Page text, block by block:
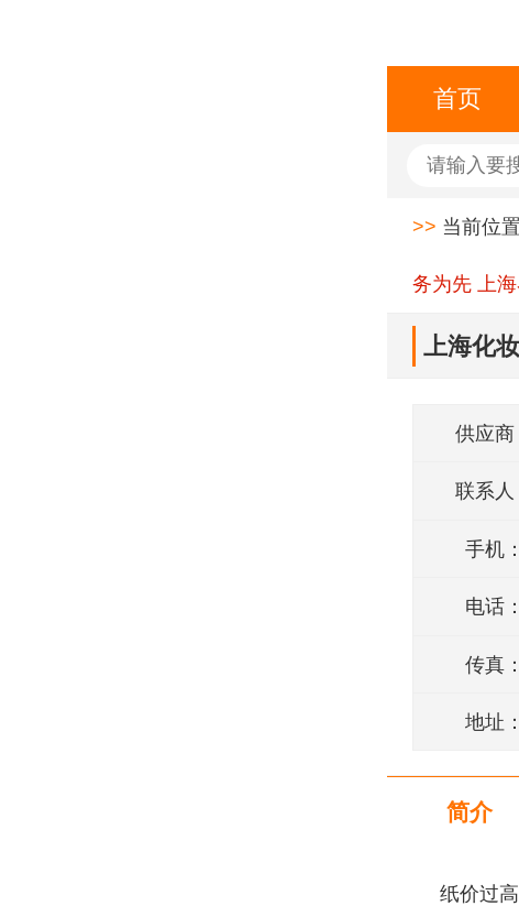
首页
>> 当前位置
务为先 上
上海化
供应商
联系人
手机：
电话：
传真：
地址：
简介
纸价过